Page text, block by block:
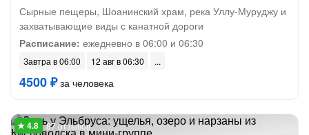
Сырные пещеры, Шоанинский храм, река Уллу-Муруджу и
захватывающие виды с канатной дороги
Расписание: ежедневно в 06:00 и 06:30
Завтра в 06:00 12 авг в 06:30
4500 ₽за человека
87 отзывов